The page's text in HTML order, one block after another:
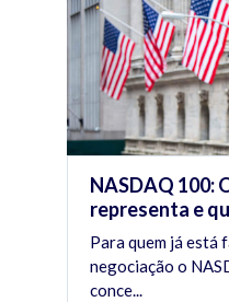
NASDAQ 100:
representa e
Para quem já está
negociação o
conce...